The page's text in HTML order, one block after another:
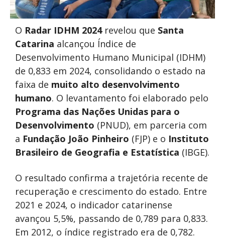
O Radar IDHM 2024revelou que Santa
Catarina alcançou Índice de
Desenvolvimento Humano Municipal (IDHM)
de 0,833 em 2024, consolidando o estado na
faixa de muito alto desenvolvimento
humano. O levantamento foi elaborado pelo
Programa das Nações Unidas para o
Desenvolvimento (PNUD), em parceria com
a Fundação João Pinheiro (FJP) e o Instituto
Brasileiro de Geografia e Estatística (IBGE).
O resultado confirma a trajetória recente de
recuperação e crescimento do estado. Entre
2021 e 2024, o indicador catarinense
avançou 5,5%, passando de 0,789 para 0,833.
Em 2012, o índice registrado era de 0,782.